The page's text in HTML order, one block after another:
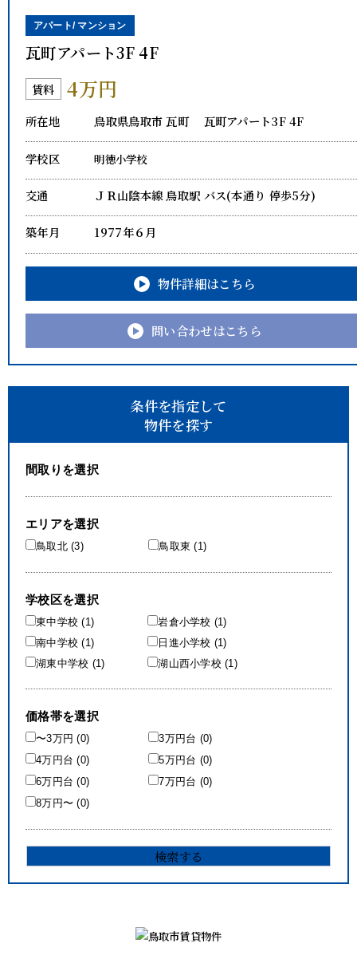
アパート/ マンション
瓦町アパート3F 4F
賃料 4万円
所在地 鳥取県鳥取市 瓦町 瓦町アパート3F 4F
学校区 明徳小学校
交通 ＪＲ山陰本線 鳥取駅 バス(本通り 停歩5分)
築年月 1977年６月
物件詳細はこちら
問い合わせはこちら
条件を指定して
物件を探す
間取りを選択
エリアを選択
鳥取北 (3) 鳥取東 (1)
学校区を選択
東中学校 (1)
岩倉小学校 (1)
南中学校 (1)
日進小学校 (1)
湖東中学校 (1)
湖山西小学校 (1)
価格帯を選択
〜3万円 (0)
3万円台 (0)
4万円台 (0)
5万円台 (0)
6万円台 (0)
7万円台 (0)
8万円〜 (0)